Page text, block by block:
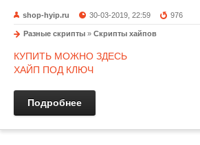
shop-hyip.ru 30-03-2019, 22:59 976
Разные скрипты » Скрипты хайпов
КУПИТЬ МОЖНО ЗДЕСЬ
ХАЙП ПОД КЛЮЧ
Подробнее